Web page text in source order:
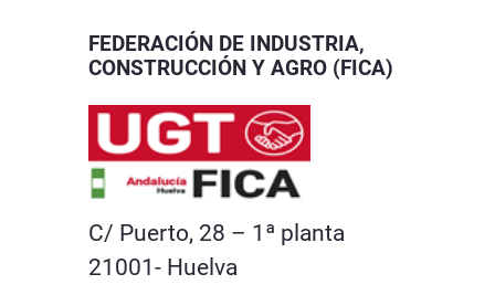
FEDERACIÓN DE INDUSTRIA,
CONSTRUCCIÓN Y AGRO (FICA)
C/ Puerto, 28 – 1ª planta
21001- Huelva